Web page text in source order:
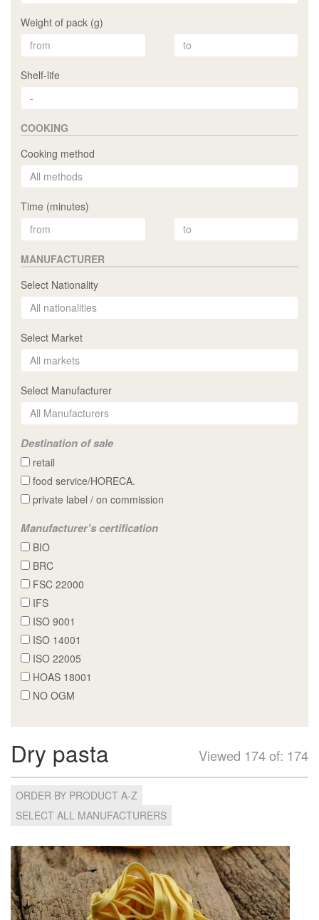
Weight of pack (g)
Shelf-life
COOKING
Cooking method
Time (minutes)
MANUFACTURER
Select Nationality
Select Market
Select Manufacturer
Destination of sale
retail
food service/HORECA.
private label / on commission
Manufacturer’s certification
BIO
BRC
FSC 22000
IFS
ISO 9001
ISO 14001
ISO 22005
HOAS 18001
NO OGM
Viewed 174 of: 174
Dry pasta
ORDER BY PRODUCT A-Z
SELECT ALL MANUFACTURERS